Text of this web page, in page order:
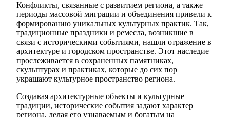
Конфликты, связанные с развитием региона, а также
периоды массовой миграции и объединения привели к
формированию уникальных культурных практик. Так,
традиционные праздники и ремесла, возникшие в
связи с историческими событиями, нашли отражение в
архитектуре и городском пространстве. Этот наследие
прослеживается в сохраненных памятниках,
скульптурах и практиках, которые до сих пор
украшают культурное пространство региона.
Создавая архитектурные объекты и культурные
традиции, исторические события задают характер
региона, делая его узнаваемым и богатым на